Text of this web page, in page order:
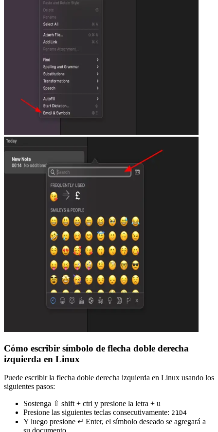
Cómo escribir símbolo de flecha doble derecha
izquierda en Linux
Puede escribir la flecha doble derecha izquierda en Linux usando los
siguientes pasos:
Sostenga ⇧ shift + ctrl y presione la letra + u
Presione las siguientes teclas consecutivamente: 21D4
Y luego presione ↵ Enter, el símbolo deseado se agregará a